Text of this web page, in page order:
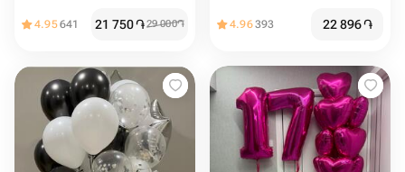
4.95641 21 750֏29 000֏ 4.96393 22 896֏